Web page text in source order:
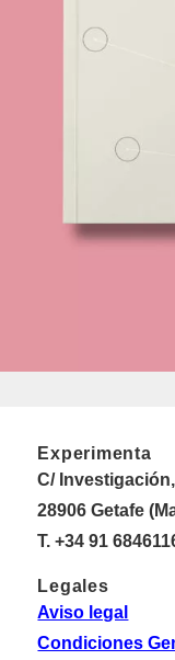
Experimenta
C/
28906 Getafe
T. +34 91
Legales
Aviso legal
Condiciones